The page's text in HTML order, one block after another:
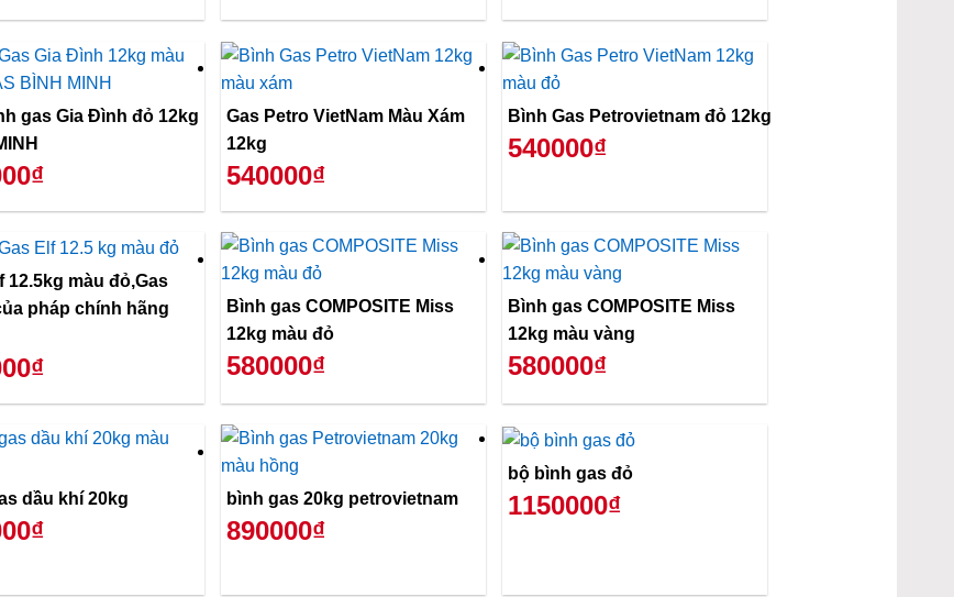
gas Gia Đình đỏ 12kg
Gas Petro VietNam Màu Xám
12kg
540000₫
Bình Gas Petrovietnam đỏ 12kg
540000₫
12.5kg màu đỏ,Gas
pháp chính hãng
Bình gas COMPOSITE Miss
12kg màu đỏ
580000₫
Bình gas COMPOSITE Miss
12kg màu vàng
580000₫
dầu khí 20kg bình gas 20kg petrovietnam
890000₫
bộ bình gas đỏ
1150000₫